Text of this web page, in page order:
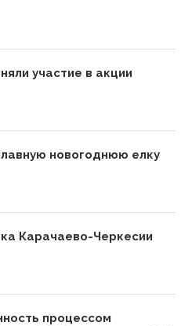
участие в акции
новогоднюю елку
Карачаево-Черкесии
процессом